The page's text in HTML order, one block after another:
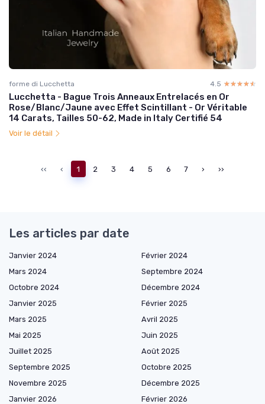
forme di Lucchetta 4.5 ☆☆☆☆☆
★★★★★
Lucchetta - Bague Trois Anneaux Entrelacés en Or
Rose/Blanc/Jaune avec Effet Scintillant - Or Véritable
14 Carats, Tailles 50-62, Made in Italy Certifié 54
Voir le détail
‹‹ ‹ 1 2 3 4 5 6 7 › ››
Les articles par date
Janvier 2024
Février 2024
Mars 2024
Septembre 2024
Octobre 2024
Décembre 2024
Janvier 2025
Février 2025
Mars 2025
Avril 2025
Mai 2025
Juin 2025
Juillet 2025
Août 2025
Septembre 2025
Octobre 2025
Novembre 2025
Décembre 2025
Janvier 2026
Février 2026